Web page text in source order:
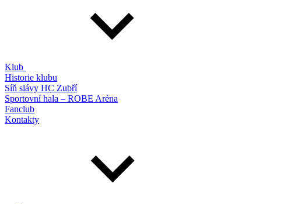
Klub
Historie klubu
Síň slávy HC Zubří
Sportovní hala – ROBE Aréna
Fanclub
Kontakty